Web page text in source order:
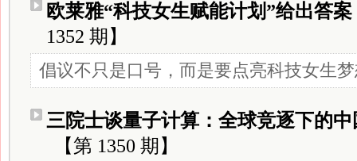
欧莱雅“科技女生赋能计划”给出答案
1352 期】
倡议不只是口号，而是要点亮科技女生
三院士谈量子计算：全球竞逐下的中
【第 1350 期】